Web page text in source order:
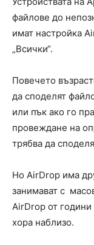
файлове до
имат настройка
„Всички“.
Повечето
да споделят
или пък ако го
провеждане на
трябва да
Но AirDrop има
занимават с
AirDrop от години
хора наблизо.